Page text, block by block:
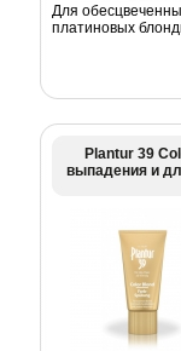
Для
платиновых
Plantur 39
выпадения и